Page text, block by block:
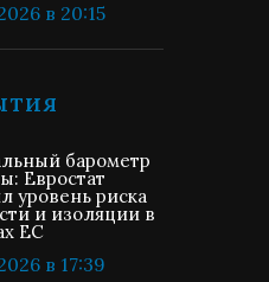
в 20:15
барометр
Евростат
уровень риска
и изоляции в
ЕС
в 17:39